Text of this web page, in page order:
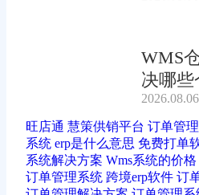
WMS
决哪些
2026.08.06
旺店通 慧策供销平台 订单管理
系统 erp是什么意思 免费打单
系统解决方案 Wms系统的价格
订单管理系统 跨境erp软件 订